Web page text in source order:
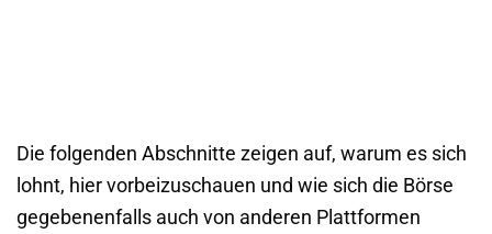
Die folgenden Abschnitte zeigen auf, warum es sich
lohnt, hier vorbeizuschauen und wie sich die Börse
gegebenenfalls auch von anderen Plattformen